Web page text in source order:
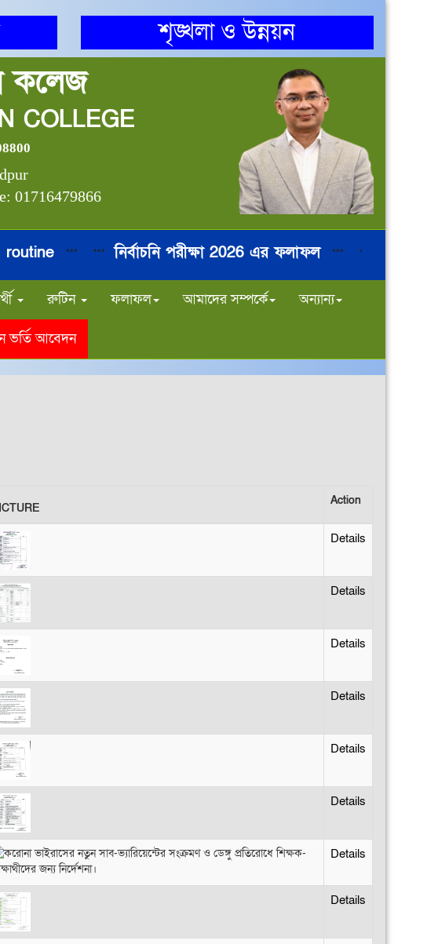
শৃঙ্খলা ও উন্নয়ন
কলেজ
COLLEGE
01716479866
*** *** নির্বাচনি পরীক্ষা 2026 এর ফলাফল*** *** বিশেষ-বিজ্ঞপ্তি
রুটিন ফলাফল আমাদের সম্পর্কে অন্যান্য
ভর্তি আবেদন
Action
Details
Details
Details
Details
Details
Details
Details
Details